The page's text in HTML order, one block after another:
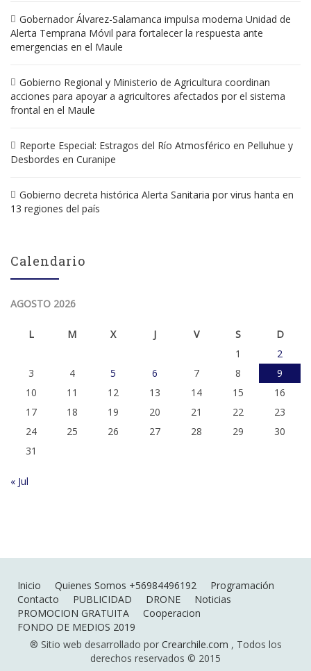
Gobernador Álvarez-Salamanca impulsa moderna Unidad de
Alerta Temprana Móvil para fortalecer la respuesta ante
emergencias en el Maule
Gobierno Regional y Ministerio de Agricultura coordinan
acciones para apoyar a agricultores afectados por el sistema
frontal en el Maule
Reporte Especial: Estragos del Río Atmosférico en Pelluhue y
Desbordes en Curanipe
Gobierno decreta histórica Alerta Sanitaria por virus hanta en
13 regiones del país
Calendario
AGOSTO 2026
L M X J V S
D
1
2
3
4 5 6 7 8
9
10
11 12 13 14 15
16
17
18 19 20 21 22
23
24
25 26 27 28 29
30
31
« Jul
Inicio Quienes Somos +56984496192
Programación
Contacto
PUBLICIDAD DRONE
Noticias
PROMOCION GRATUITA
Cooperacion
FONDO DE MEDIOS 2019
® Sitio web desarrollado por Crearchile.com , Todos los
derechos reservados © 2015